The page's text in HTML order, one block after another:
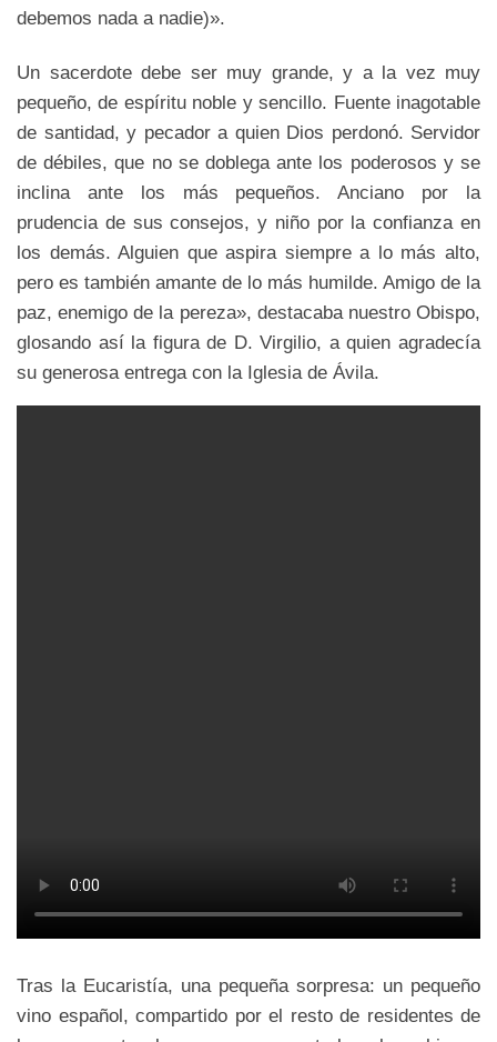
debemos nada a nadie)».
Un sacerdote debe ser muy grande, y a la vez muy
pequeño, de espíritu noble y sencillo. Fuente inagotable
de santidad, y pecador a quien Dios perdonó. Servidor
de débiles, que no se doblega ante los poderosos y se
inclina ante los más pequeños. Anciano por la
prudencia de sus consejos, y niño por la confianza en
los demás. Alguien que aspira siempre a lo más alto,
pero es también amante de lo más humilde. Amigo de la
paz, enemigo de la pereza», destacaba nuestro Obispo,
glosando así la figura de D. Virgilio, a quien agradecía
su generosa entrega con la Iglesia de Ávila.
Tras la Eucaristía, una pequeña sorpresa: un pequeño
vino español, compartido por el resto de residentes de